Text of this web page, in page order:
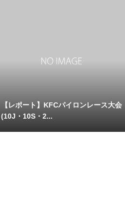
【レポート】KFCパイロンレース大会
(10J・10S・2...